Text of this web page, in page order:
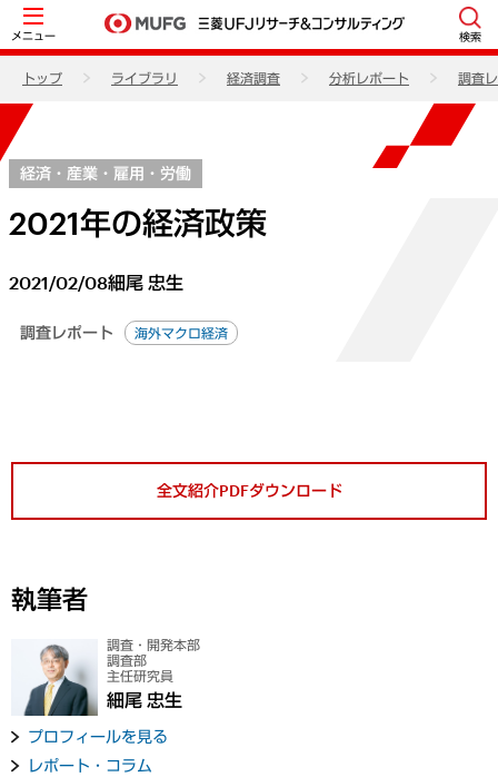
メニュー 検索
トップ ライブラリ 経済調査 分析レポート 調査
経済・産業・雇用・労働
2021年の経済政策
2021/02/08細尾 忠生
調査レポート 海外マクロ経済
全文紹介PDFダウンロード
執筆者
調査・開発本部
調査部
主任研究員
細尾 忠生
プロフィールを見る
レポート・コラム